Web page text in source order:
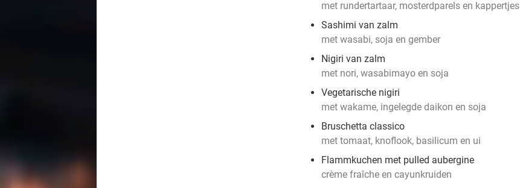
met rundertartaar, mosterdparels en kappertjes
Sashimi van zalm
met wasabi, soja en gember
Nigiri van zalm
met nori, wasabimayo en soja
Vegetarische nigiri
met wakame, ingelegde daikon en soja
Bruschetta classico
met tomaat, knoflook, basilicum en ui
Flammkuchen met pulled aubergine
crème fraîche en cayunkruiden